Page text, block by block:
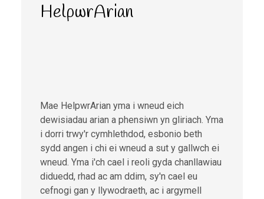
HelpwrArian
Mae HelpwrArian yma i wneud eich
dewisiadau arian a phensiwn yn gliriach. Yma
i dorri trwy'r cymhlethdod, esbonio beth
sydd angen i chi ei wneud a sut y gallwch ei
wneud. Yma i'ch cael i reoli gyda chanllawiau
diduedd, rhad ac am ddim, sy'n cael eu
cefnogi gan y llywodraeth, ac i argymell